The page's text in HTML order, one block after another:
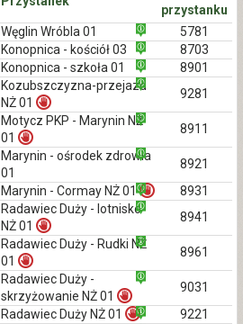
przystanku
Węglin Wróbla 01
5781
Konopnica - kościół 03
8703
Konopnica - szkoła 01
8901
Kozubszczyzna-przejazd
NŻ 01
9281
Motycz PKP - Marynin NŻ
01
8911
Marynin - ośrodek zdrowia
01
8921
Marynin - Cormay NŻ 01
8931
Radawiec Duży - lotnisko
NŻ 01
8941
Radawiec Duży - Rudki NŻ
01
8961
Radawiec Duży -
skrzyżowanie NŻ 01
9031
Radawiec Duży NŻ 01
9221